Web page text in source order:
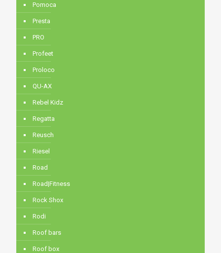
Pomoca
Presta
PRO
Profeet
Proloco
QU-AX
Rebel Kidz
Regatta
Reusch
Riesel
Road
Road|Fitness
Rock Shox
Rodi
Roof bars
Roof box